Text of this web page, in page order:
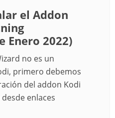
el Addon
Enero 2022)
no es un
primero debemos
del addon Kodi
enlaces